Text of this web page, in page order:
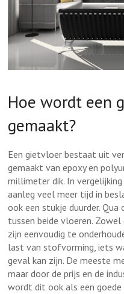
Hoe wordt een
gemaakt?
Een gietvloer bestaat uit
gemaakt van epoxy en
millimeter dik. In
aanleg veel meer tijd in
ook een stukje duurder.
tussen beide vloeren.
zijn eenvoudig te
last van stofvorming, iets
geval kan zijn. De meeste
maar door de prijs en de
wordt dit ook als een goede